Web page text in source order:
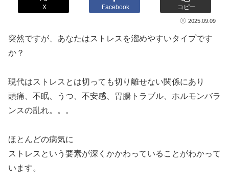
X Facebook コピー
2025.09.09
突然ですが、あなたはストレスを溜めやすいタイプです
か？
現代はストレスとは切っても切り離せない関係にあり
頭痛、不眠、うつ、不安感、胃腸トラブル、ホルモンバラ
ンスの乱れ。。。
ほとんどの病気に
ストレスという要素が深くかかわっていることがわかって
います。